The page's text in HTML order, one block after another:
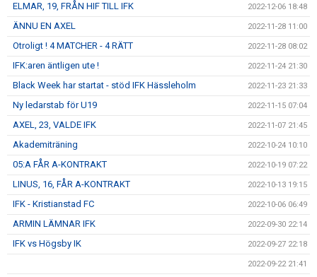
ELMAR, 19, FRÅN HIF TILL IFK 2022-12-06 18:48
ÄNNU EN AXEL 2022-11-28 11:00
Otroligt ! 4 MATCHER - 4 RÄTT 2022-11-28 08:02
IFK:aren äntligen ute ! 2022-11-24 21:30
Black Week har startat - stöd IFK Hässleholm 2022-11-23 21:33
Ny ledarstab för U19 2022-11-15 07:04
AXEL, 23, VALDE IFK 2022-11-07 21:45
Akademiträning 2022-10-24 10:10
05:A FÅR A-KONTRAKT 2022-10-19 07:22
LINUS, 16, FÅR A-KONTRAKT 2022-10-13 19:15
IFK - Kristianstad FC 2022-10-06 06:49
ARMIN LÄMNAR IFK 2022-09-30 22:14
IFK vs Högsby IK 2022-09-27 22:18
2022-09-22 21:41